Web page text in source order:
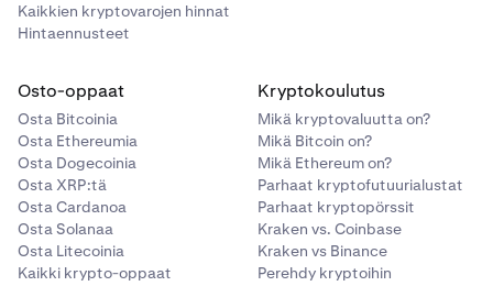
Kaikkien kryptovarojen hinnat
Hintaennusteet
Osto-oppaat
Osta Bitcoinia
Osta Ethereumia
Osta Dogecoinia
Osta XRP:tä
Osta Cardanoa
Osta Solanaa
Osta Litecoinia
Kaikki krypto-oppaat
Kryptokoulutus
Mikä kryptovaluutta on?
Mikä Bitcoin on?
Mikä Ethereum on?
Parhaat kryptofutuurialustat
Parhaat kryptopörssit
Kraken vs. Coinbase
Kraken vs Binance
Perehdy kryptoihin